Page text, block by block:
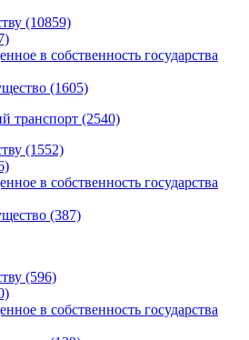
(10859)
в собственность государства
(1605)
транспорт (2540)
(1552)
в собственность государства
(387)
(596)
в собственность государства